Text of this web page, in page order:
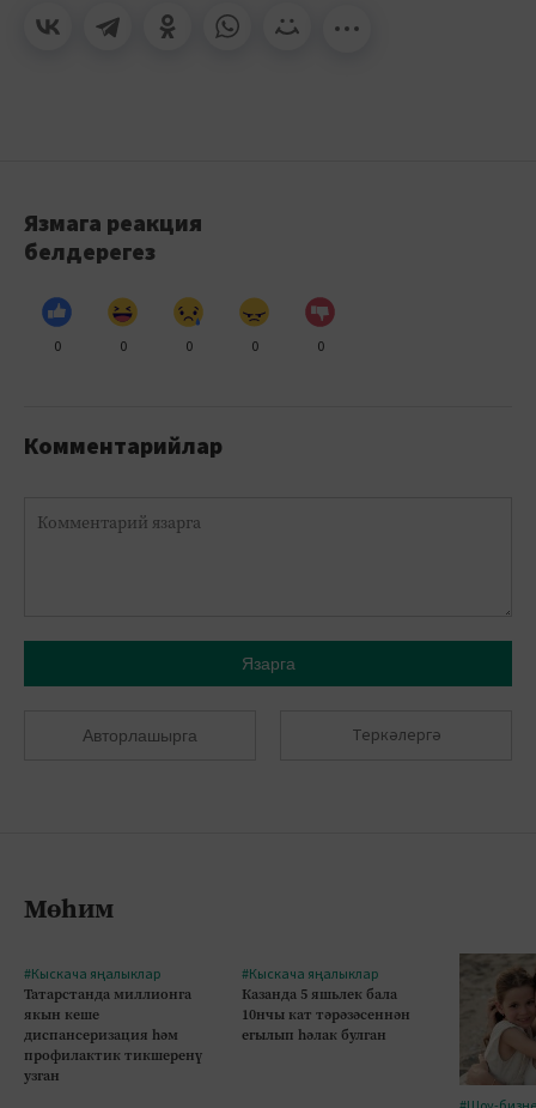
Язмага реакция
белдерегез
0 0 0 0 0
Комментарийлар
Язарга
Авторлашырга Теркәлергә
Мөһим
#Кыскача яңалыклар
Татарстанда миллионга
якын кеше
диспансеризация һәм
профилактик тикшеренү
узган
#Кыскача яңалыклар
Казанда 5 яшьлек бала
10нчы кат тәрәзәсеннән
егылып һәлак булган